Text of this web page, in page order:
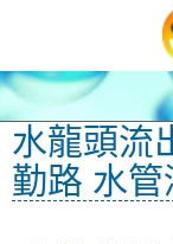
水龍頭流
勤路 水管